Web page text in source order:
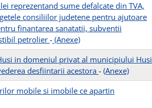
reprezentand sume defalcate din TVA,
consiliilor judetene pentru ajutoare
finantarea sanatatii, subventii
petrolier - (Anexe)
in domeniul privat al municipiului Husi
desfiintarii acestora - (Anexe)
mobile si imobile ce apartin